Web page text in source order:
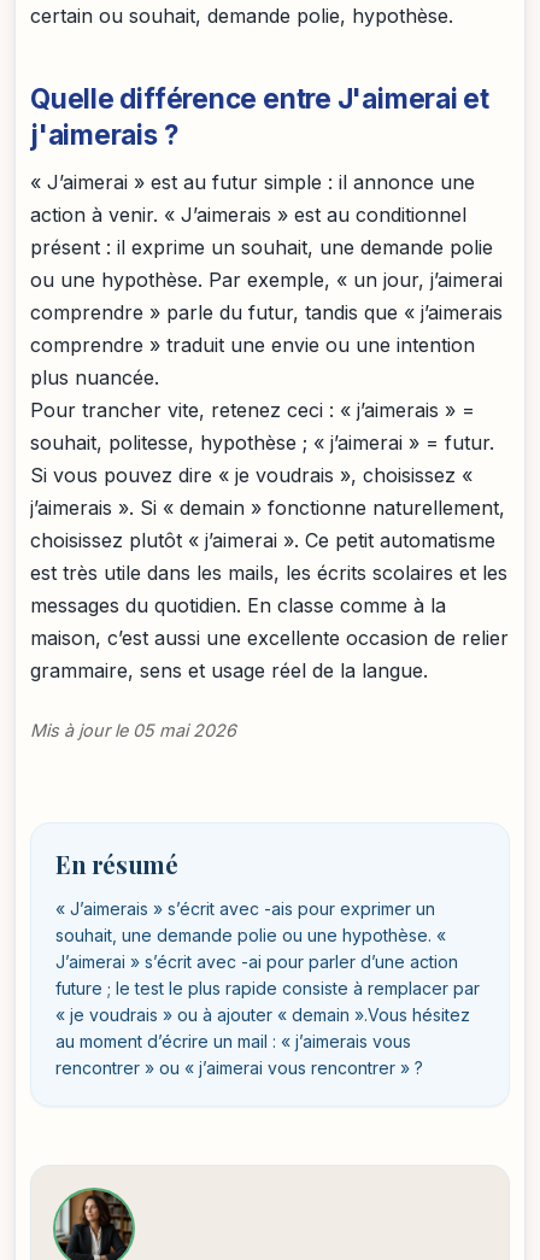
certain ou souhait, demande polie, hypothèse.
Quelle différence entre J'aimerai et
j'aimerais ?
« J’aimerai » est au futur simple : il annonce une
action à venir. « J’aimerais » est au conditionnel
présent : il exprime un souhait, une demande polie
ou une hypothèse. Par exemple, « un jour, j’aimerai
comprendre » parle du futur, tandis que « j’aimerais
comprendre » traduit une envie ou une intention
plus nuancée.
Pour trancher vite, retenez ceci : « j’aimerais » =
souhait, politesse, hypothèse ; « j’aimerai » = futur.
Si vous pouvez dire « je voudrais », choisissez «
j’aimerais ». Si « demain » fonctionne naturellement,
choisissez plutôt « j’aimerai ». Ce petit automatisme
est très utile dans les mails, les écrits scolaires et les
messages du quotidien. En classe comme à la
maison, c’est aussi une excellente occasion de relier
grammaire, sens et usage réel de la langue.
Mis à jour le 05 mai 2026
En résumé
« J’aimerais » s’écrit avec -ais pour exprimer un
souhait, une demande polie ou une hypothèse. «
J’aimerai » s’écrit avec -ai pour parler d’une action
future ; le test le plus rapide consiste à remplacer par
« je voudrais » ou à ajouter « demain ».Vous hésitez
au moment d’écrire un mail : « j’aimerais vous
rencontrer » ou « j’aimerai vous rencontrer » ?